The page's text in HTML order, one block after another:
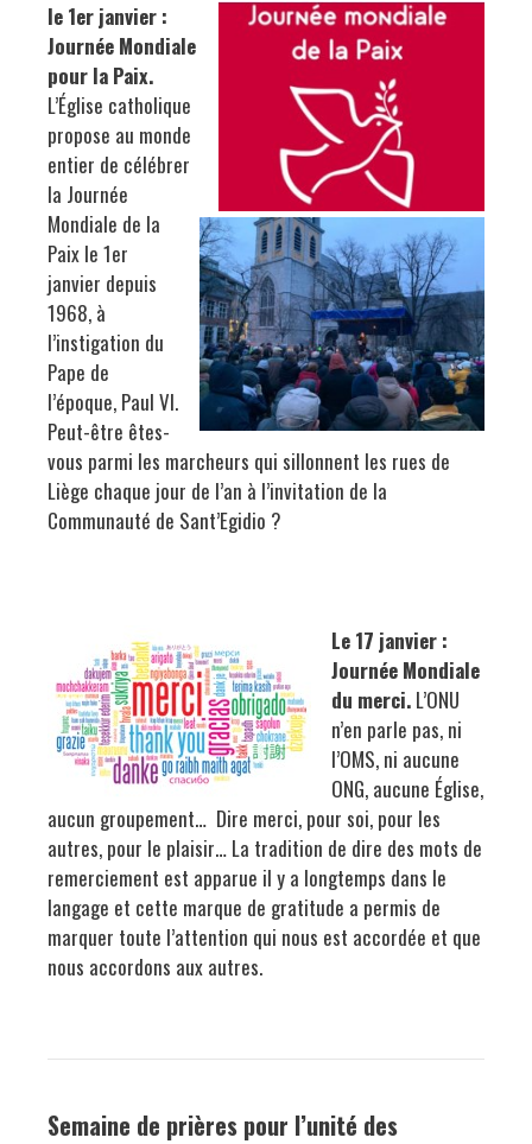
le 1er janvier :
Journée Mondiale
pour la Paix.
L’Église catholique
propose au monde
entier de célébrer
la Journée
Mondiale de la
Paix le 1er
janvier depuis
1968, à
l’instigation du
Pape de
l’époque, Paul VI.
Peut-être êtes-
vous parmi les marcheurs qui sillonnent les rues de
Liège chaque jour de l’an à l’invitation de la
Communauté de Sant’Egidio ?
Le 17 janvier :
Journée Mondiale
du merci. L’ONU
n’en parle pas, ni
l’OMS, ni aucune
ONG, aucune Église,
aucun groupement… Dire merci, pour soi, pour les
autres, pour le plaisir… La tradition de dire des mots de
remerciement est apparue il y a longtemps dans le
langage et cette marque de gratitude a permis de
marquer toute l’attention qui nous est accordée et que
nous accordons aux autres.
Semaine de prières pour l’unité des